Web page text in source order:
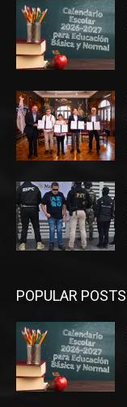
POPULAR POSTS